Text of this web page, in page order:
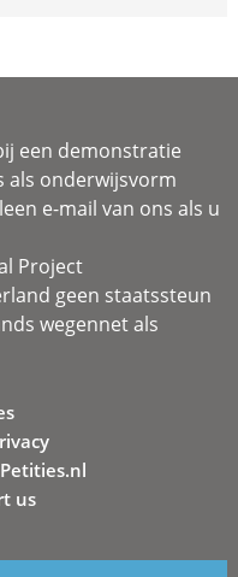
een demonstratie
als onderwijsvorm
e-mail van ons als u
Project
geen staatssteun
wegennet als
us